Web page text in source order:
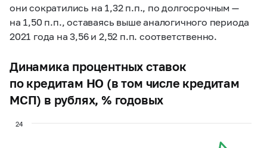
они сократились на 1,32 п.п., по долгосрочным —
на 1,50 п.п., оставаясь выше аналогичного периода
2021 года на 3,56 и 2,52 п.п. соответственно.
Динамика процентных ставок
по кредитам НО (в том числе кредитам
МСП) в рублях, % годовых
24